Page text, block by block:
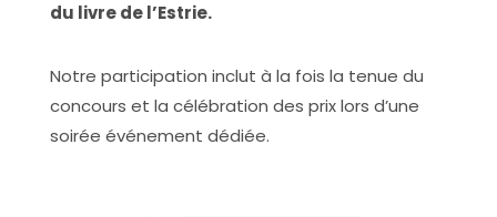
du livre de l’Estrie.
Notre participation inclut à la fois la tenue du
concours et la célébration des prix lors d’une
soirée événement dédiée.